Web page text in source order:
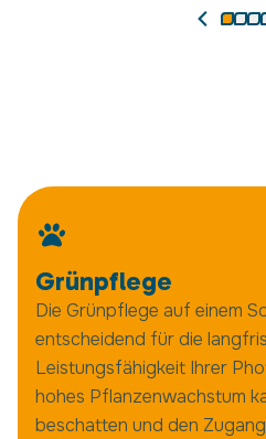
Grünpflege
Die Grünpflege auf einem
entscheidend für die
Leistungsfähigkeit Ihrer
hohes Pflanzenwachstum
beschatten und den